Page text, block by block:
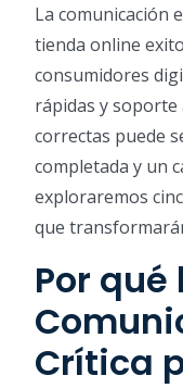
La comunicación
tienda online
consumidores
rápidas y soporte
correctas puede
completada y un
exploraremos
que
Por qué
Crítica